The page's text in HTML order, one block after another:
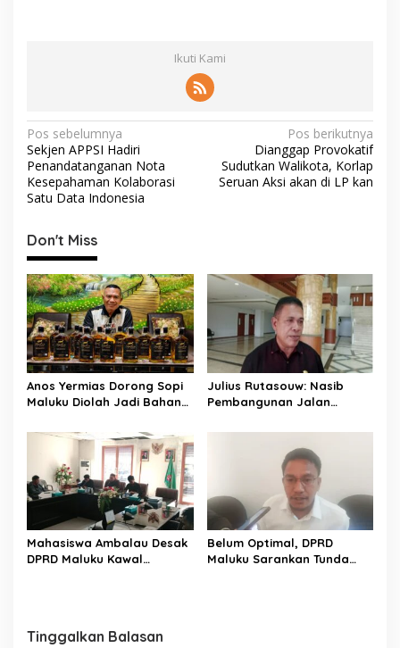
Ikuti Kami
N
a
v
i
g
a
s
i
p
o
s
Pos sebelumnya
Sekjen APPSI Hadiri
Penandatanganan Nota
Kesepahaman Kolaborasi
Satu Data Indonesia
Pos berikutnya
Dianggap Provokatif
Sudutkan Walikota, Korlap
Seruan Aksi akan di LP kan
Don't Miss
Anos Yermias Dorong Sopi
Maluku Diolah Jadi Bahan
Ekonomi
Julius Rutasouw: Nasib
Pembangunan Jalan
Pendanaan Pemprov
Mahasiswa Ambalau Desak
DPRD Maluku Kawal
Belum Optimal, DPRD
Maluku Sarankan Tunda
Tinggalkan Balasan